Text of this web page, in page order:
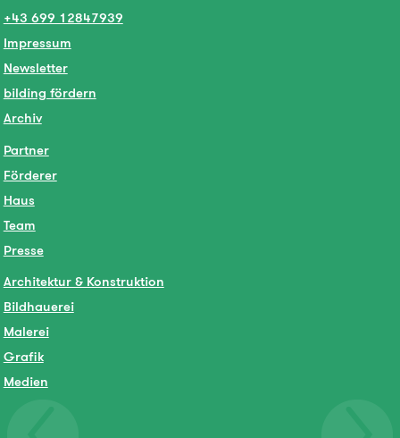
+43 699 12847939
Impressum
Newsletter
bilding fördern
Archiv
Partner
Förderer
Haus
Team
Presse
Architektur & Konstruktion
Bildhauerei
Malerei
Grafik
Medien